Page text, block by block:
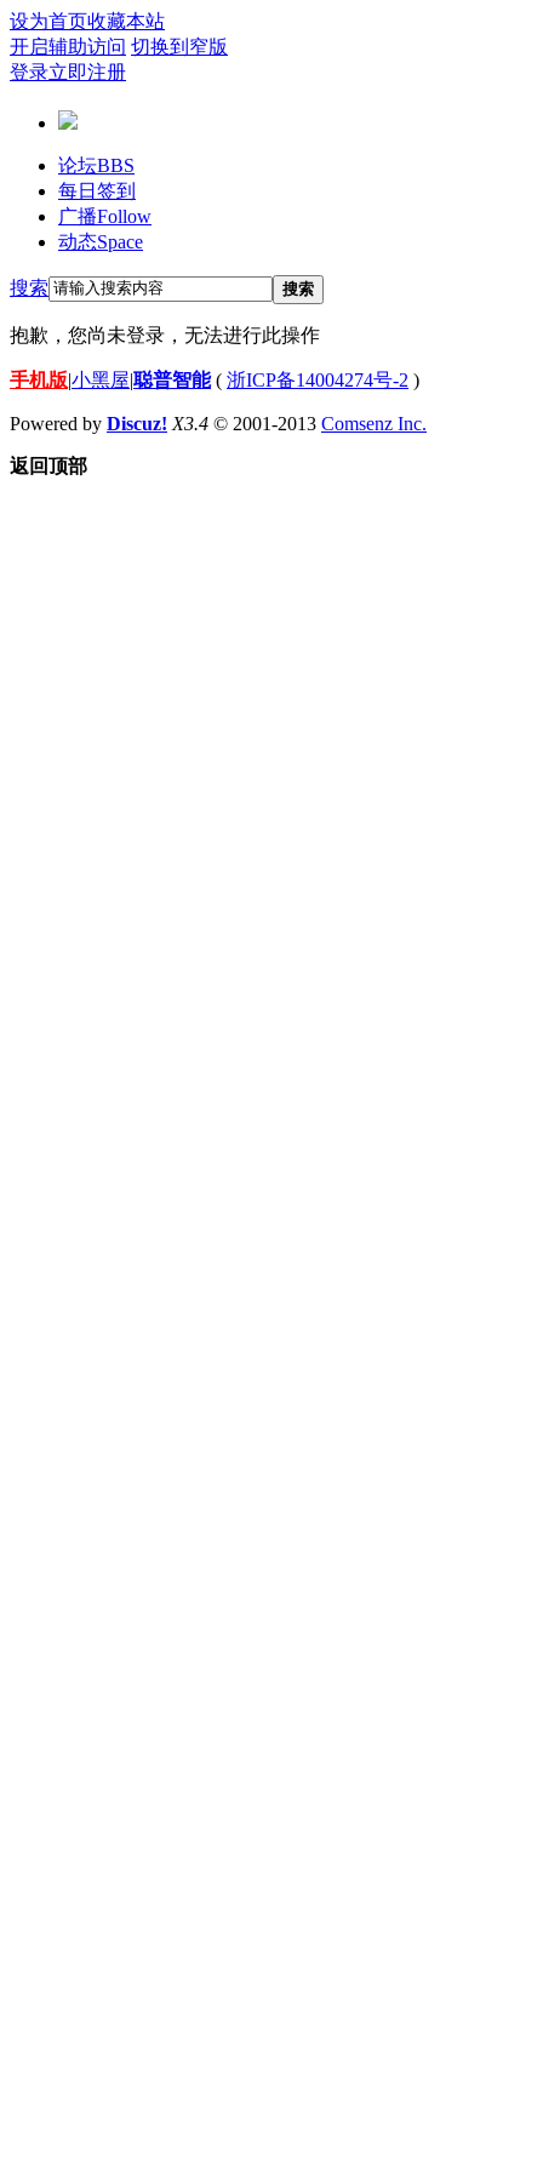
设为首页收藏本站
开启辅助访问 切换到窄版
登录立即注册
论坛BBS
每日签到
广播Follow
动态Space
搜索 搜索
抱歉，您尚未登录，无法进行此操作
手机版|小黑屋|聪普智能( 浙ICP备14004274号-2 )
Powered by Discuz! X3.4 © 2001-2013 Comsenz Inc.
返回顶部